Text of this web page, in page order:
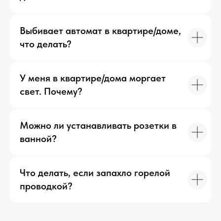
Выбивает автомат в квартире/доме,
что делать?
У меня в квартире/дома моргает
свет. Почему?
Можно ли устанавливать розетки в
ванной?
Что делать, если запахло горелой
проводкой?